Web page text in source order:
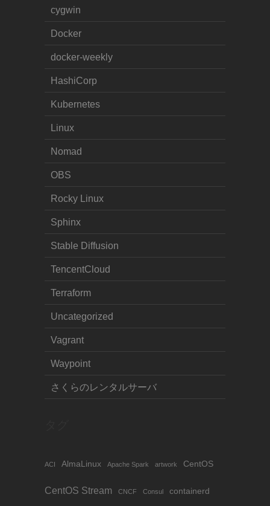
cygwin
Docker
docker-weekly
HashiCorp
Kubernetes
Linux
Nomad
OBS
Rocky Linux
Sphinx
Stable Diffusion
TencentCloud
Terraform
Uncategorized
Vagrant
Waypoint
さくらのレンタルサーバ
ACI AlmaLinux Apache Spark artwork CentOS
CentOS Stream CNCF Consul containerd